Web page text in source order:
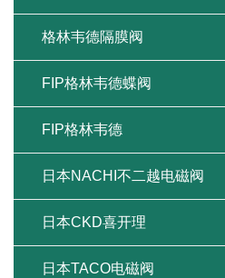
格林韦德隔膜阀
FIP格林韦德蝶阀
FIP格林韦德
日本NACHI不二越电磁阀
日本CKD喜开理
日本TACO电磁阀